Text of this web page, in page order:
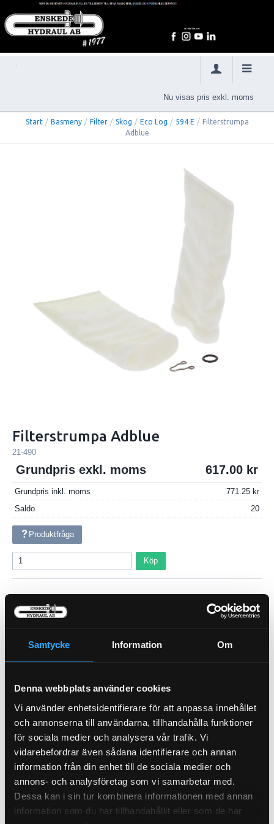
Samtycke Information Om
Denna webbplats använder cookies
Vi använder enhetsidentifierare för att anpassa innehållet
och annonserna till användarna, tillhandahålla funktioner
för sociala medier och analysera vår trafik. Vi
vidarebefordrar även sådana identifierare och annan
information från din enhet till de sociala medier och
annons- och analysföretag som vi samarbetar med.
Dessa kan i sin tur kombinera informationen med annan
information som du har tillhandahållit eller som de har
Nu visas pris exkl. moms
Start / Basmeny / Filter / Skog / Eco Log / 594 E / Filterstrumpa
Adblue
Filterstrumpa Adblue
21-490
Grundpris exkl. moms 617.00
Grundpris inkl. moms
771.25
Saldo
20
Produktfråga
Köp
Krankabel, Komatsu 8+2
15-50275
Pris exkl. 305.00
Visa
Bränslefilter
21-30054
Pris exkl. 552.00
Köp